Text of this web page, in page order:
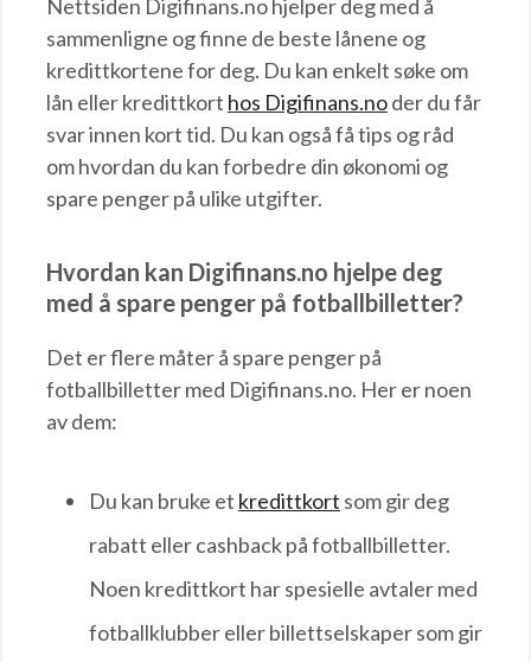
Nettsiden Digifinans.no hjelper deg med å
sammenligne og finne de beste lånene og
kredittkortene for deg. Du kan enkelt søke om
lån eller kredittkort hos Digifinans.noder du får
svar innen kort tid. Du kan også få tips og råd
om hvordan du kan forbedre din økonomi og
spare penger på ulike utgifter.
Hvordan kan Digifinans.no hjelpe deg
med å spare penger på fotballbilletter?
Det er flere måter å spare penger på
fotballbilletter med Digifinans.no. Her er noen
av dem:
Du kan bruke et kredittkort som gir deg
rabatt eller cashback på fotballbilletter.
Noen kredittkort har spesielle avtaler med
fotballklubber eller billettselskaper som gir